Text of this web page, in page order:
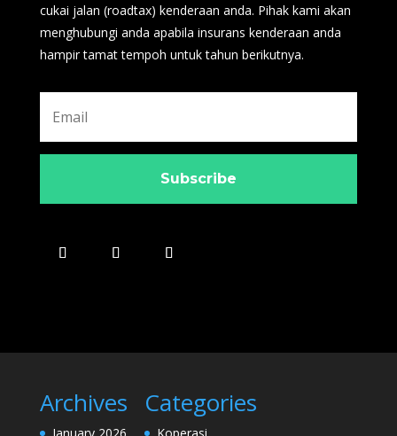
cukai jalan (roadtax) kenderaan anda. Pihak kami akan
menghubungi anda apabila insurans kenderaan anda
hampir tamat tempoh untuk tahun berikutnya.
Subscribe
Archives Categories